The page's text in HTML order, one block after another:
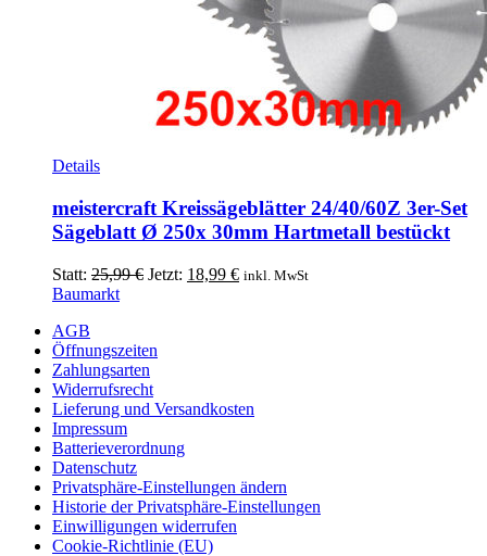
Details
meistercraft Kreissägeblätter 24/40/60Z 3er-Set
Sägeblatt Ø 250x 30mm Hartmetall bestückt
Statt: 25,99€ Ursprünglicher
Jetzt: 18,99 €Aktueller
inkl. MwSt
Baumarkt
AGB
Öffnungszeiten
Zahlungsarten
Widerrufsrecht
Lieferung und Versandkosten
Impressum
Batterieverordnung
Datenschutz
Privatsphäre-Einstellungen ändern
Historie der Privatsphäre-Einstellungen
Einwilligungen widerrufen
Cookie-Richtlinie (EU)